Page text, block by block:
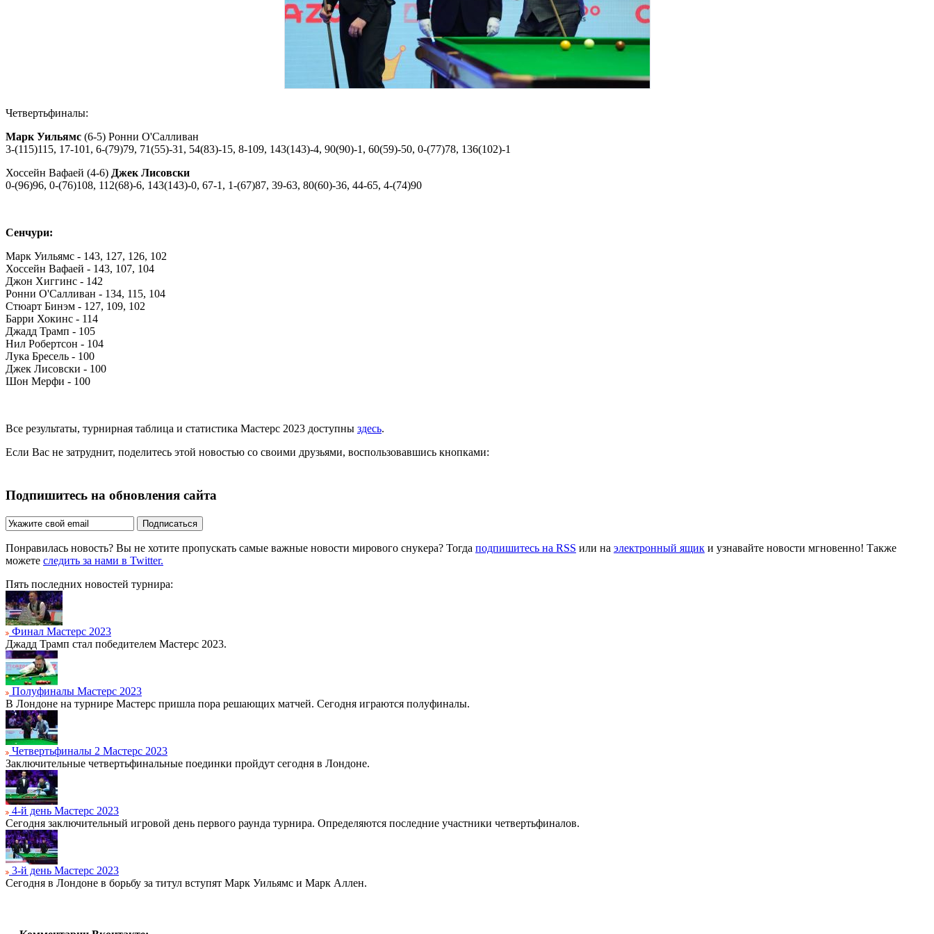
Четвертьфиналы:
Марк Уильямс (6-5) Ронни О'Салливан
3-(115)115, 17-101, 6-(79)79, 71(55)-31, 54(83)-15, 8-109, 143(143)-4, 90(90)-1, 60(59)-50, 0-(77)78, 136(102)-1
Хоссейн Вафаей (4-6) Джек Лисовски
0-(96)96, 0-(76)108, 112(68)-6, 143(143)-0, 67-1, 1-(67)87, 39-63, 80(60)-36, 44-65, 4-(74)90
Сенчури:
Марк Уильямс - 143, 127, 126, 102
Хоссейн Вафаей - 143, 107, 104
Джон Хиггинс - 142
Ронни О'Салливан - 134, 115, 104
Стюарт Бинэм - 127, 109, 102
Барри Хокинс - 114
Джадд Трамп - 105
Нил Робертсон - 104
Лука Бресель - 100
Джек Лисовски - 100
Шон Мерфи - 100
Все результаты, турнирная таблица и статистика Мастерс 2023 доступны здесь.
Если Вас не затруднит, поделитесь этой новостью со своими друзьями, воспользовавшись кнопками:
Подпишитесь на обновления сайта
Подписаться
Понравилась новость? Вы не хотите пропускать самые важные новости мирового снукера? Тогда подпишитесь на RSS или на электронный ящик и узнавайте новости мгновенно! Также
можете следить за нами в Twitter.
Пять последних новостей турнира:
Финал Мастерс 2023
Джадд Трамп стал победителем Мастерс 2023.
Полуфиналы Мастерс 2023
В Лондоне на турнире Мастерс пришла пора решающих матчей. Сегодня играются полуфиналы.
Четвертьфиналы 2 Мастерс 2023
Заключительные четвертьфинальные поединки пройдут сегодня в Лондоне.
4-й день Мастерс 2023
Сегодня заключительный игровой день первого раунда турнира. Определяются последние участники четвертьфиналов.
3-й день Мастерс 2023
Сегодня в Лондоне в борьбу за титул вступят Марк Уильямс и Марк Аллен.